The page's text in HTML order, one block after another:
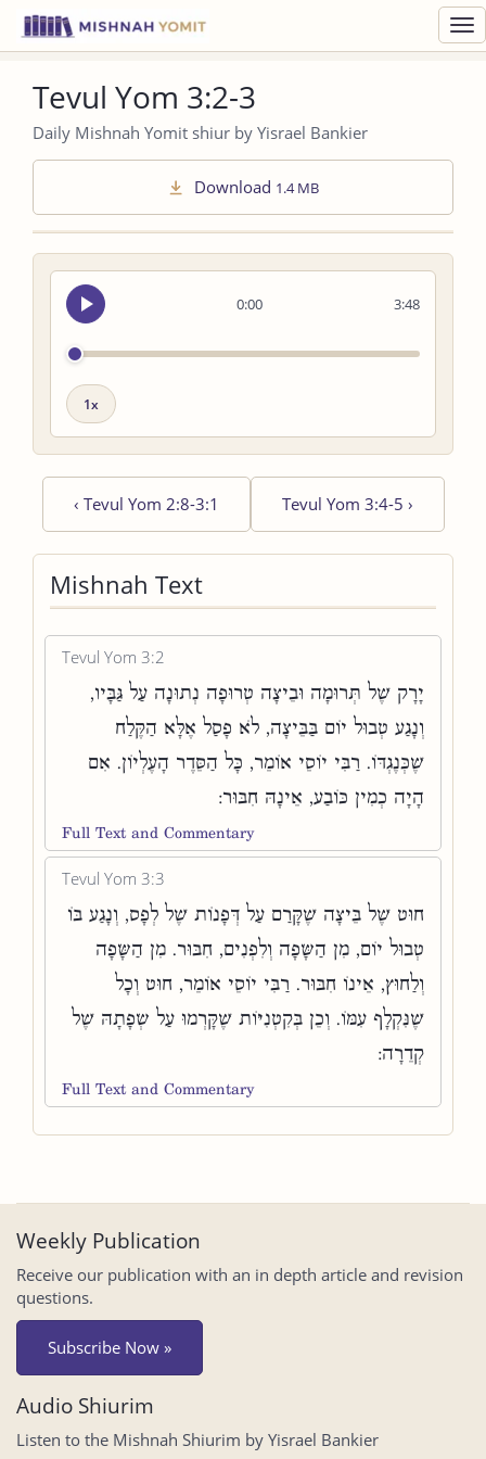
Tevul Yom 3:2-3
Daily Mishnah Yomit shiur by Yisrael Bankier
Download 1.4 MB
0:00
Seek
audio
3:48
Playback
‹ Tevul Yom 2:8-3:1 Tevul Yom 3:4-5 ›
Mishnah Text
Tevul Yom 3:2
יָרָק שֶׁל תְּרוּמָה וּבֵיצָה טְרוּפָה נְתוּנָה עַל גַּבָּיו,
וְנָגַע טְבוּל יוֹם בַּבֵּיצָה, לֹא פָסַל אֶלָּא הַקֶּלַח
שֶׁכְּנֶגְדּוֹ. רַבִּי יוֹסֵי אוֹמֵר, כָּל הַסֵּדֶר הָעֶלְיוֹן. אִם
הָיָה כְמִין כּוֹבַע, אֵינָהּ חִבּוּר:
Full Text and Commentary
Tevul Yom 3:3
חוּט שֶׁל בֵּיצָה שֶׁקָּרַם עַל דְּפָנוֹת שֶׁל לְפָס, וְנָגַע בּוֹ
טְבוּל יוֹם, מִן הַשָּׂפָה וְלִפְנִים, חִבּוּר. מִן הַשָּׂפָה
וְלַחוּץ, אֵינוֹ חִבּוּר. רַבִּי יוֹסֵי אוֹמֵר, חוּט וְכָל
שֶׁנִּקְלָף עִמּוֹ. וְכֵן בְּקִטְנִיּוֹת שֶׁקָּרְמוּ עַל שְׂפָתָהּ שֶׁל
קְדֵרָה:
Full Text and Commentary
Weekly Publication
Receive our publication with an in depth article and revision
questions.
Subscribe Now »
Audio Shiurim
Listen to the Mishnah Shiurim by Yisrael Bankier